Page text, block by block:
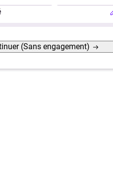
(Sans engagement)